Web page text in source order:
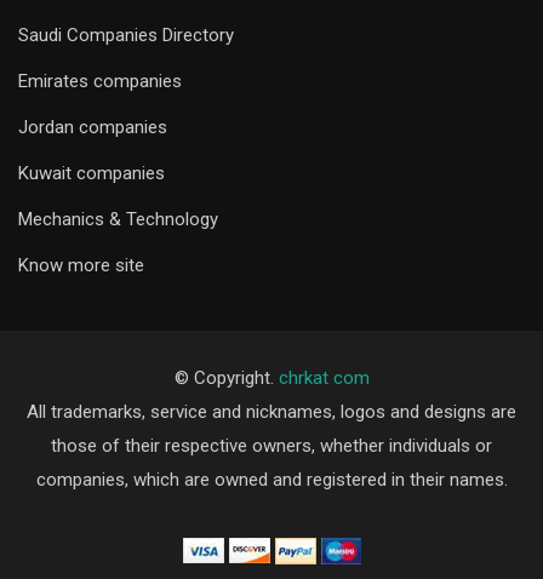
Saudi Companies Directory
Emirates companies
Jordan companies
Kuwait companies
Mechanics & Technology
Know more site
© Copyright. chrkat com
All trademarks, service and nicknames, logos and designs are
those of their respective owners, whether individuals or
companies, which are owned and registered in their names.